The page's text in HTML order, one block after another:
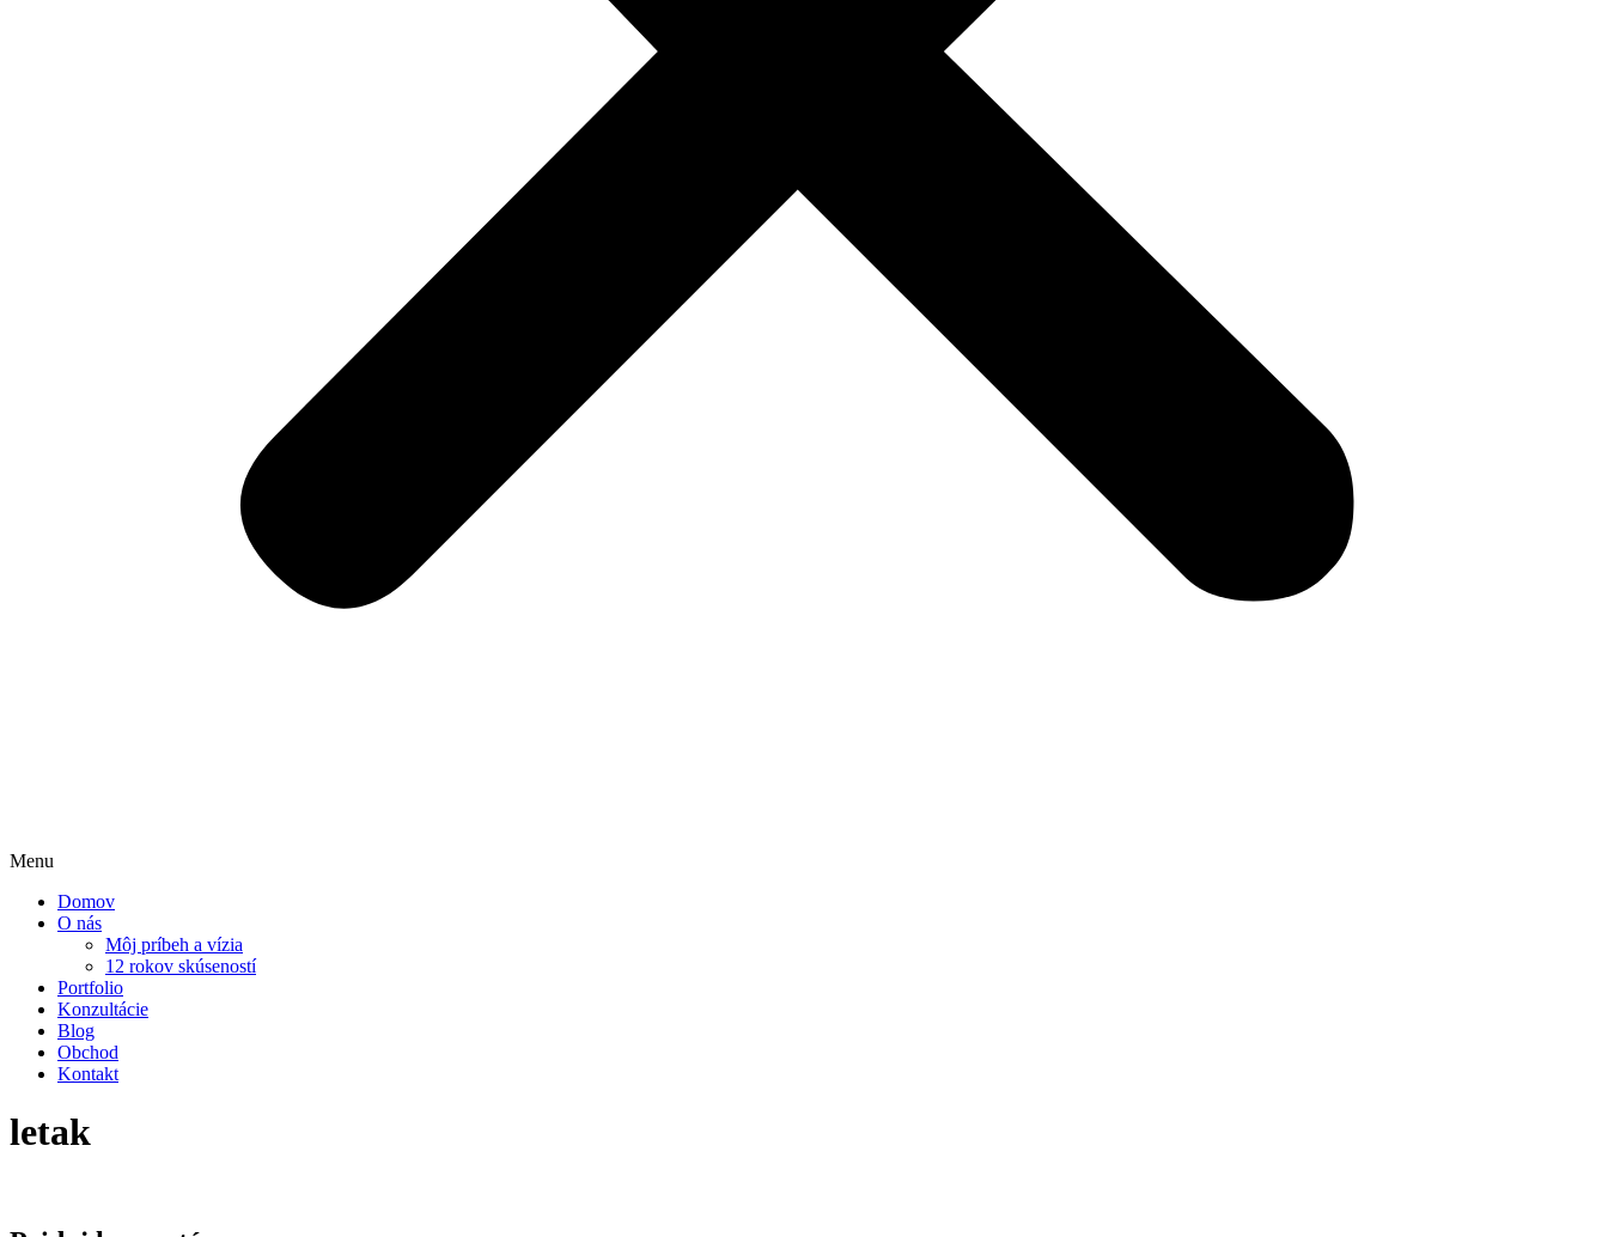
Menu
Domov
O nás
Môj príbeh a vízia
12 rokov skúseností
Portfolio
Konzultácie
Blog
Obchod
Kontakt
letak